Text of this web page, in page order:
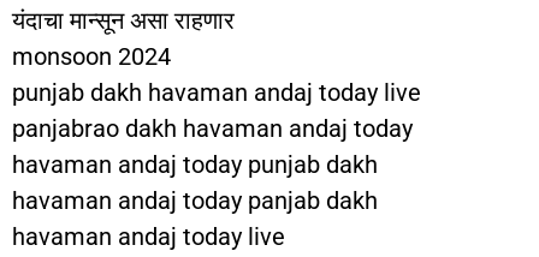
यंदाचा मान्सून असा राहणार
monsoon 2024
punjab dakh havaman andaj today live
panjabrao dakh havaman andaj today
havaman andaj today punjab dakh
havaman andaj today panjab dakh
havaman andaj today live